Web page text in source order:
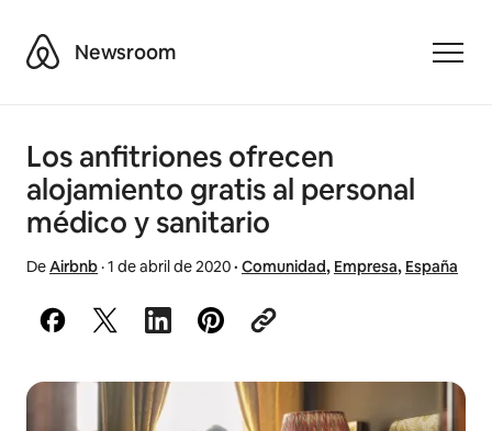
AirbnbNewsroom
Los anfitriones ofrecen
alojamiento gratis al personal
médico y sanitario
DeAirbnb·1 de abril de 2020· Comunidad, Empresa, España